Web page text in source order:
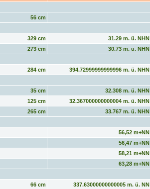
56 cm
329 cm
31.29 m. ü. NHN
273 cm
30.73 m. ü. NHN
284 cm
394.72999999999996 m. ü. NHN
35 cm
32.308 m. ü. NHN
125 cm
32.367000000000004 m. ü. NHN
265 cm
33.767 m. ü. NHN
56,52 m+NN
56,47 m+NN
58,21 m+NN
63,28 m+NN
66 cm
337.63000000000005 m. ü. NN